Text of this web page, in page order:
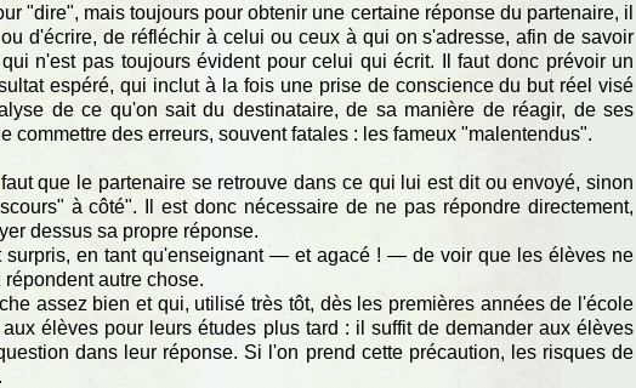
"dire", mais toujours pour obtenir une certaine réponse du partenaire, il
d'écrire, de réfléchir à celui ou ceux à qui on s'adresse, afin de savoir
n'est pas toujours évident pour celui qui écrit. Il faut donc prévoir un
espéré, qui inclut à la fois une prise de conscience du but réel visé
de ce qu'on sait du destinataire, de sa manière de réagir, de ses
commettre des erreurs, souvent fatales : les fameux "malentendus".
que le partenaire se retrouve dans ce qui lui est dit ou envoyé, sinon
à côté". Il est donc nécessaire de ne pas répondre directement,
dessus sa propre réponse.
surpris, en tant qu'enseignant — et agacé ! — de voir que les élèves ne
autre chose.
assez bien et qui, utilisé très tôt, dès les premières années de l'école
élèves pour leurs études plus tard : il suffit de demander aux élèves
dans leur réponse. Si l'on prend cette précaution, les risques de